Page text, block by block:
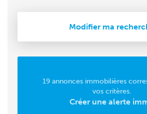
Modifier ma
19 annonces immobilières
vos critères.
Créer une alerte